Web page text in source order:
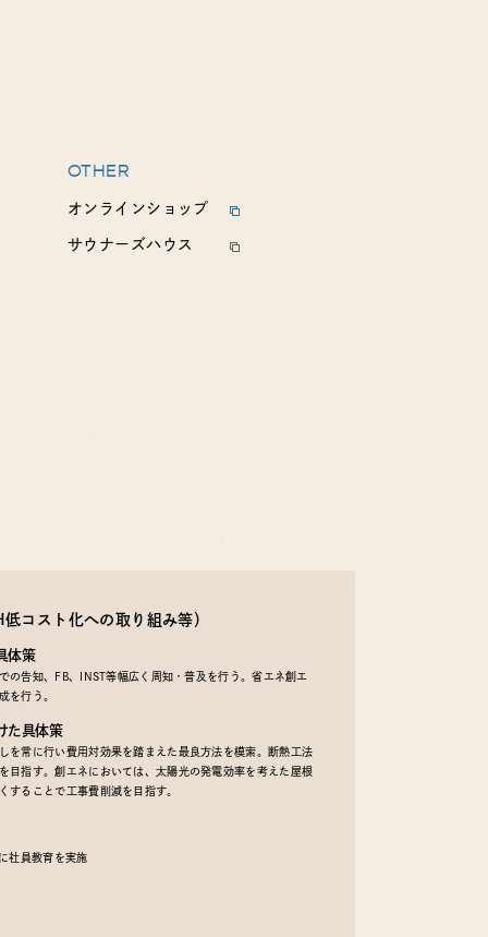
OTHER
オンラインショップ
サウナーズハウス
低コスト化への取り組み等）
体策
の告知、FB、INST等幅広く周知・普及を行う。省エネ創エ
を行う。
た具体策
を常に行い費用対効果を踏まえた最良方法を模索。断熱工法
目指す。創エネにおいては、太陽光の発電効率を考えた屋根
することで工事費削減を目指す。
社員教育を実施